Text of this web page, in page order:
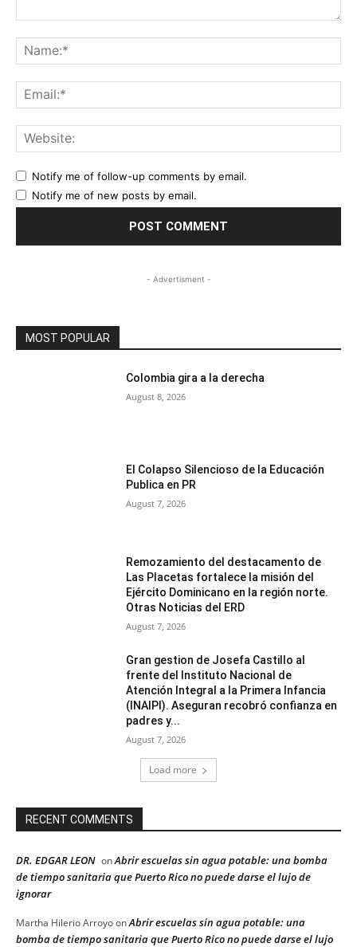
Notify me of follow-up comments by email.
Notify me of new posts by email.
- Advertisment -
MOST POPULAR
Colombia gira a la derecha
August 8, 2026
El Colapso Silencioso de la Educación
Publica en PR
August 7, 2026
Remozamiento del destacamento de
Las Placetas fortalece la misión del
Ejército Dominicano en la región norte.
Otras Noticias del ERD
August 7, 2026
Gran gestion de Josefa Castillo al
frente del Instituto Nacional de
Atención Integral a la Primera Infancia
(INAIPI). Aseguran recobró confianza en
padres y...
August 7, 2026
Load more
RECENT COMMENTS
DR. EDGAR LEON onAbrir escuelas sin agua potable: una bomba
de tiempo sanitaria que Puerto Rico no puede darse el lujo de
ignorar
Martha Hilerio ArroyoonAbrir escuelas sin agua potable: una
bomba de tiempo sanitaria que Puerto Rico no puede darse el lujo